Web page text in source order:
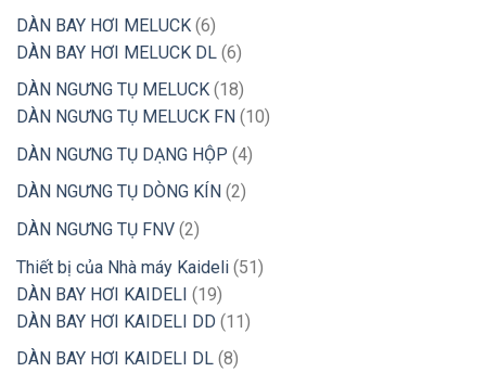
sản
phẩm
DÀN BAY HƠI MELUCK 66
sản
phẩm
DÀN BAY HƠI MELUCK DL 66
sản
phẩm
DÀN NGƯNG TỤ MELUCK 1818
sản
phẩm
DÀN NGƯNG TỤ MELUCK FN 1010
DÀN NGƯNG TỤ DẠNG HỘP 44
DÀN NGƯNG TỤ DÒNG KÍN 22
DÀN NGƯNG TỤ FNV 22
sản
phẩm
Thiết bị của Nhà máy Kaideli 5151
DÀN BAY HƠI KAIDELI 1919
sản
phẩm
DÀN BAY HƠI KAIDELI DD 1111
DÀN BAY HƠI KAIDELI DL 88